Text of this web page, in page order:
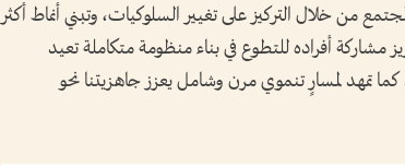
من خلال التركيز على تغيير السلوكيات، وتبني أنماط أكثر
مشاركة أفراده للتطوع في بناء منظومة متكاملة تعيد
تمهد لمسارٍ تنموي مرن وشامل يعزز جاهزيتنا نحو